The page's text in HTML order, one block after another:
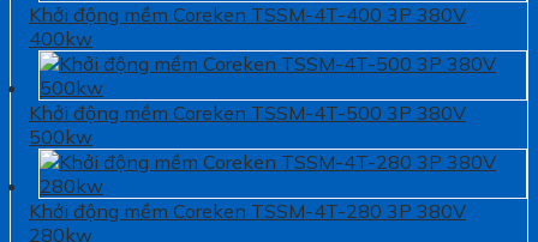
Khởi động mềm Coreken TSSM-4T-400 3P 380V
400kw
Khởi động mềm Coreken TSSM-4T-500 3P 380V
500kw
Khởi động mềm Coreken TSSM-4T-280 3P 380V
280kw